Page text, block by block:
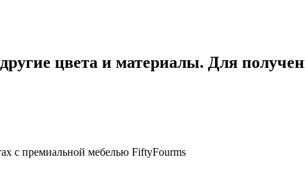
цвета и материалы. Для
с премиальной мебелью FiftyFourms